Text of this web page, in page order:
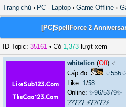
Trang chủ › PC - Laptop › Game Offline ›
[PC]SpellForce 2
ID Topic: 35161 • Có 1,373 lượt xem
whitelion (Off) ♂️
Cấp độ:
♡556♡
Like: 1/58
Online: ✨96/5379✨
????? ⚡??/??⚡